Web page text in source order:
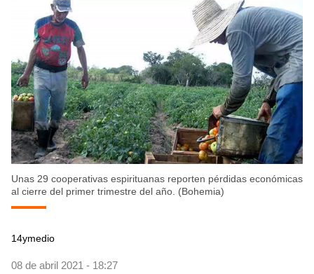
Unas 29 cooperativas espirituanas reporten pérdidas económicas
al cierre del primer trimestre del año. (Bohemia)
14ymedio
08 de abril 2021 - 18:27